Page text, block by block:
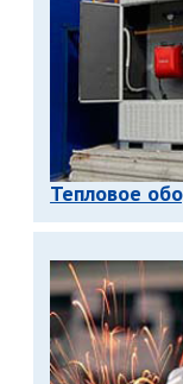
Тепловое